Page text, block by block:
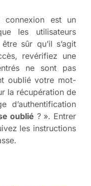
est un
les utilisateurs
sûr qu’il s’agit
revérifiez une
ne sont pas
oublié votre mot-
la récupération de
oublié ? ». Entrer
les instructions